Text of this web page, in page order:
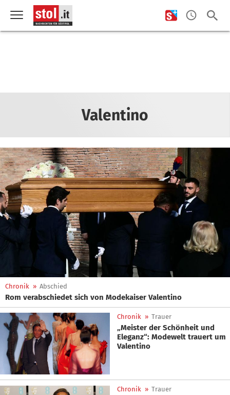
Valentino
Chronik » Abschied
Rom verabschiedet sich von Modekaiser Valentino
Chronik » Trauer
„Meister der Schönheit und
Eleganz“: Modewelt trauert um
Valentino
Chronik » Trauer